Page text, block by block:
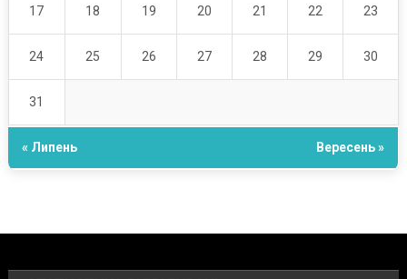
17 18 19 20 21 22 23
24 25 26 27 28 29 30
31
« Липень Вересень »